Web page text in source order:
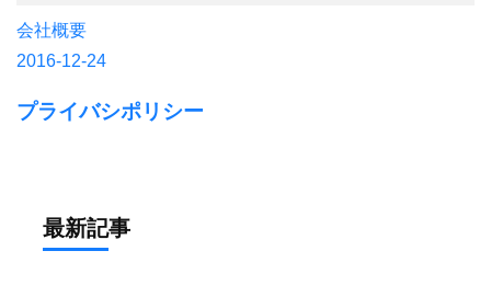
会社概要
2016-12-24
プライバシポリシー
最新記事